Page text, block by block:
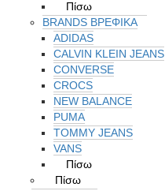
Πίσω
BRANDS ΒΡΕΦΙΚΆ
ADIDAS
CALVIN KLEIN JEANS
CONVERSE
CROCS
NEW BALANCE
PUMA
TOMMY JEANS
VANS
Πίσω
Πίσω